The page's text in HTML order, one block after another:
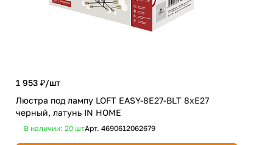
1 953 ₽/шт
Люстра под лампу LOFT EASY-8E27-BLT 8хЕ27
черный, латунь IN HOME
В наличии: 20 штАрт. 4690612062679